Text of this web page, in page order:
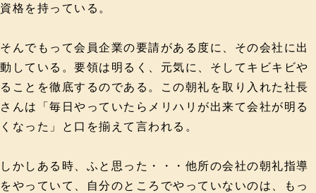
資格を持っている。
そんでもって会員企業の要請がある度に、その会社に出
動している。要領は明るく、元気に、そしてキビキビや
ることを徹底するのである。この朝礼を取り入れた社長
さんは「毎日やっていたらメリハリが出来て会社が明る
くなった」と口を揃えて言われる。
しかしある時、ふと思った・・・他所の会社の朝礼指導
をやっていて、自分のところでやっていないのは、もっ